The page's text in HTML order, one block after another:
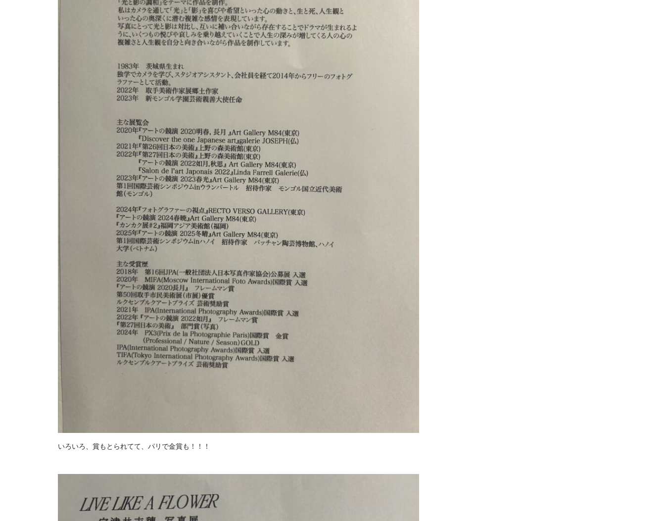
いろいろ、賞もとられてて、パリで金賞も！！！